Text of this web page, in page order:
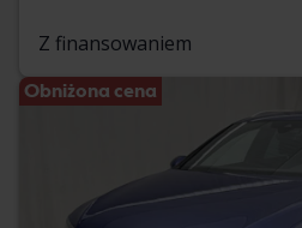
Z finansowaniem
Obniżona cena